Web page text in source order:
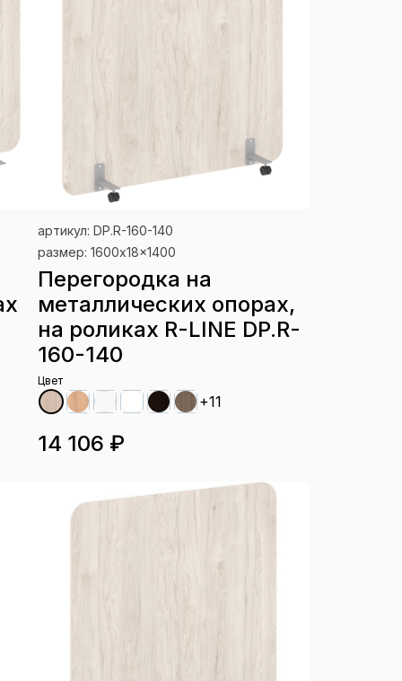
артикул: DP.R-160-140
размер: 1600x18x1400
Перегородка на
металлических опорах,
на роликах R-LINE DP.R-
160-140
Цвет
+11
14 106 ₽